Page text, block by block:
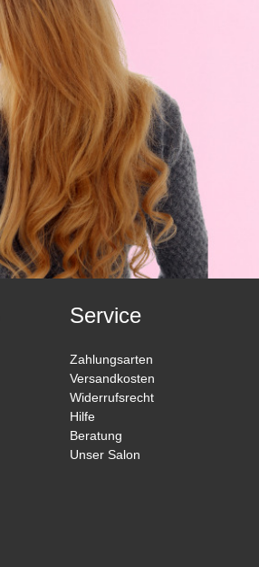
Service
Zahlungsarten
Versandkosten
Widerrufsrecht
Hilfe
Beratung
Unser Salon